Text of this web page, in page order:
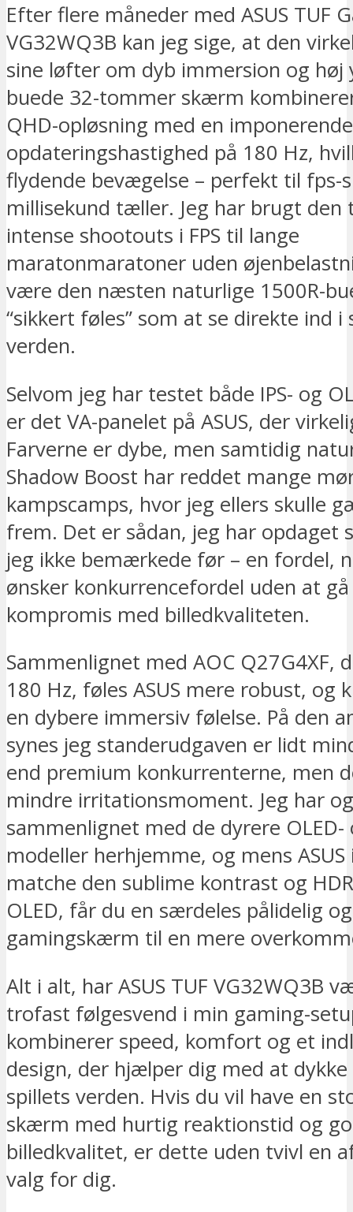
Efter flere måneder med ASUS TUF
VG32WQ3B kan jeg sige, at den
sine løfter om dyb immersion og høj
buede 32-tommer skærm
QHD-opløsning med en imponerende
opdateringshastighed på 180 Hz,
flydende bevægelse – perfekt til fps-
millisekund tæller. Jeg har brugt den
intense shootouts i FPS til lange
maratonmaratoner uden
være den næsten naturlige 1500R-
“sikkert føles” som at se direkte ind i
verden.
Selvom jeg har testet både IPS- og
er det VA-panelet på ASUS, der
Farverne er dybe, men samtidig
Shadow Boost har reddet mange
kampscamps, hvor jeg ellers skulle
frem. Det er sådan, jeg har opdaget
jeg ikke bemærkede før – en fordel,
ønsker konkurrencefordel uden at
kompromis med billedkvaliteten.
Sammenlignet med AOC Q27G4XF,
180 Hz, føles ASUS mere robust, og
en dybere immersiv følelse. På den
synes jeg standerudgaven er lidt
end premium konkurrenterne, men
mindre irritationsmoment. Jeg har
sammenlignet med de dyrere OLED-
modeller herhjemme, og mens ASUS
matche den sublime kontrast og
OLED, får du en særdeles pålidelig
gamingskærm til en mere
Alt i alt, har ASUS TUF VG32WQ3B
trofast følgesvend i min gaming-
kombinerer speed, komfort og et
design, der hjælper dig med at
spillets verden. Hvis du vil have en
skærm med hurtig reaktionstid og
billedkvalitet, er dette uden tvivl en
valg for dig.